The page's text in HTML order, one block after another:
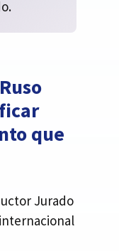
que
Jurado